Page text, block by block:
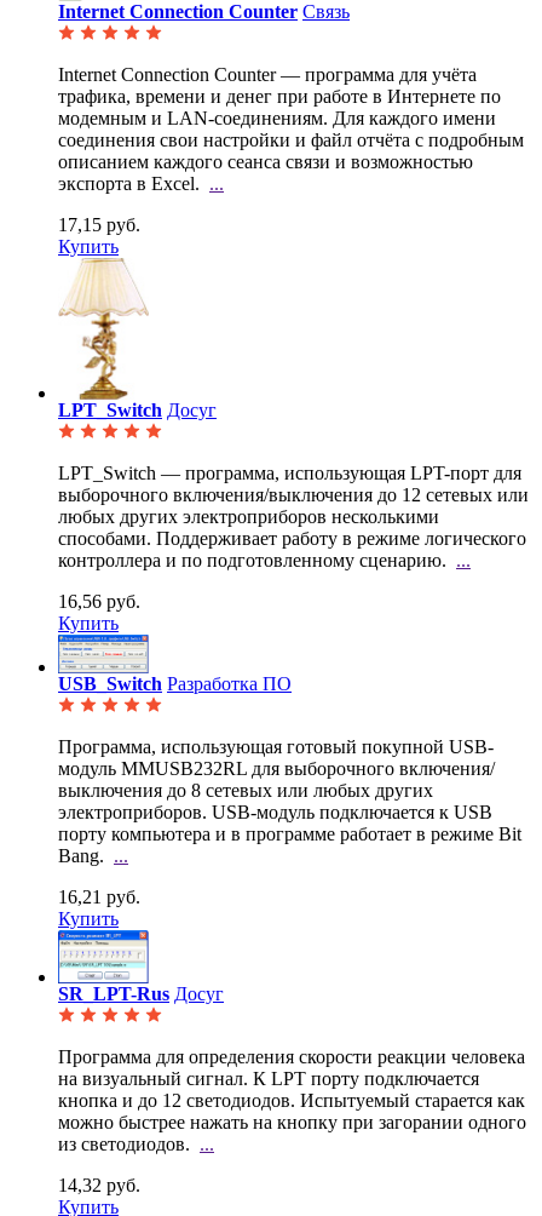
Internet Connection Counter Связь
Internet Connection Counter — программа для учёта
трафика, времени и денег при работе в Интернете по
модемным и LAN-соединениям. Для каждого имени
соединения свои настройки и файл отчёта с подробным
описанием каждого сеанса связи и возможностью
экспорта в Excel. ...
17,15 руб.
Купить
LPT_Switch Досуг
LPT_Switch — программа, использующая LPT-порт для
выборочного включения/выключения до 12 сетевых или
любых других электроприборов несколькими
способами. Поддерживает работу в режиме логического
контроллера и по подготовленному сценарию. ...
16,56 руб.
Купить
USB_Switch Разработка ПО
Программа, использующая готовый покупной USB-
модуль MMUSB232RL для выборочного включения/
выключения до 8 сетевых или любых других
электроприборов. USB-модуль подключается к USB
порту компьютера и в программе работает в режиме Bit
Bang. ...
16,21 руб.
Купить
SR_LPT-Rus Досуг
Программа для определения скорости реакции человека
на визуальный сигнал. К LPT порту подключается
кнопка и до 12 светодиодов. Испытуемый старается как
можно быстрее нажать на кнопку при загорании одного
из светодиодов. ...
14,32 руб.
Купить